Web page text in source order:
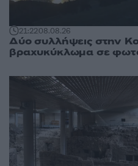
21:2208.08.26
Δύο συλλήψεις στην
βραχυκύκλωμα σε